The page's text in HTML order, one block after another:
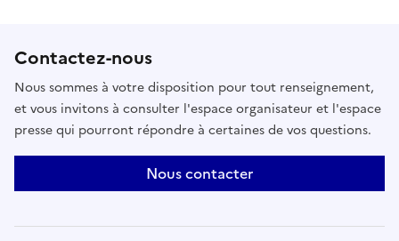
Contactez-nous
Nous sommes à votre disposition pour tout renseignement,
et vous invitons à consulter l'espace organisateur et l'espace
presse qui pourront répondre à certaines de vos questions.
Nous contacter